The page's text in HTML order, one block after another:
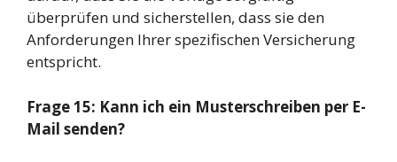
überprüfen und sicherstellen, dass sie den
Anforderungen Ihrer spezifischen Versicherung
entspricht.
Frage 15: Kann ich ein Musterschreiben per E-
Mail senden?